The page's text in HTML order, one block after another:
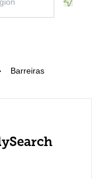
Barreiras